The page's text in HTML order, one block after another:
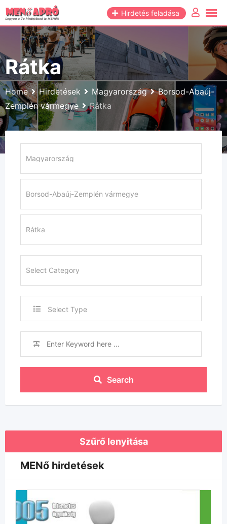
Skip
to
content
Hirdetés feladása
Rátka
Home Hirdetések Magyarország
Borsod-Abaúj-
Zemplén vármegye
Rátka
Select Type
Search
Szűrő lenyitása
MENő hirdetések